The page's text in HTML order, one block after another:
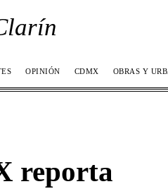
OPINIÓN CDMX OBRAS Y
reporta